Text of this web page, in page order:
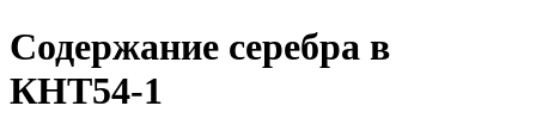
Содержание серебра в
КНТ54-1